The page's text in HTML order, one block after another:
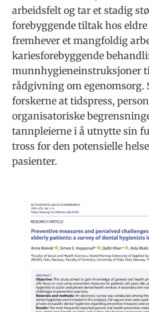
arbeidsfelt og tar et stadig
forebyggende tiltak hos
fremhever et mangfoldig
kariesforebyggende
munnhygieneinstruksjoner
rådgivning om egenomsorg.
forskerne at tidspress,
organisatoriske
tannpleierne i å utnytte sin
tross for den potensielle
pasienter.